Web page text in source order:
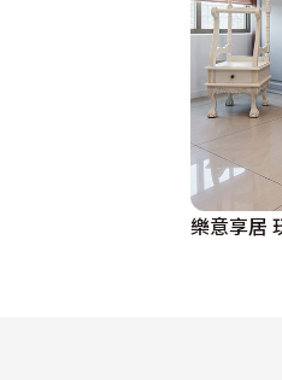
樂意享居